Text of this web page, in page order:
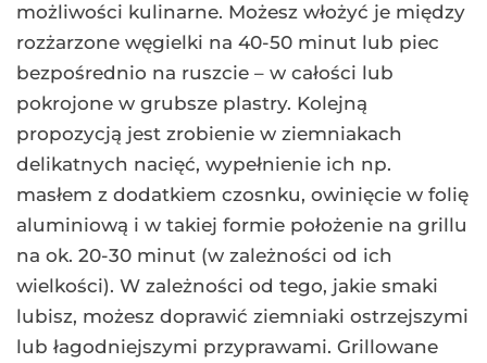
możliwości kulinarne. Możesz włożyć je między
rozżarzone węgielki na 40-50 minut lub piec
bezpośrednio na ruszcie – w całości lub
pokrojone w grubsze plastry. Kolejną
propozycją jest zrobienie w ziemniakach
delikatnych nacięć, wypełnienie ich np.
masłem z dodatkiem czosnku, owinięcie w folię
aluminiową i w takiej formie położenie na grillu
na ok. 20-30 minut (w zależności od ich
wielkości). W zależności od tego, jakie smaki
lubisz, możesz doprawić ziemniaki ostrzejszymi
lub łagodniejszymi przyprawami. Grillowane